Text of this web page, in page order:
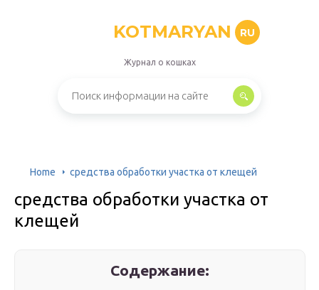
KOTMARYAN RU
Журнал о кошках
Home средства обработки участка от клещей
средства обработки участка от
клещей
Содержание: